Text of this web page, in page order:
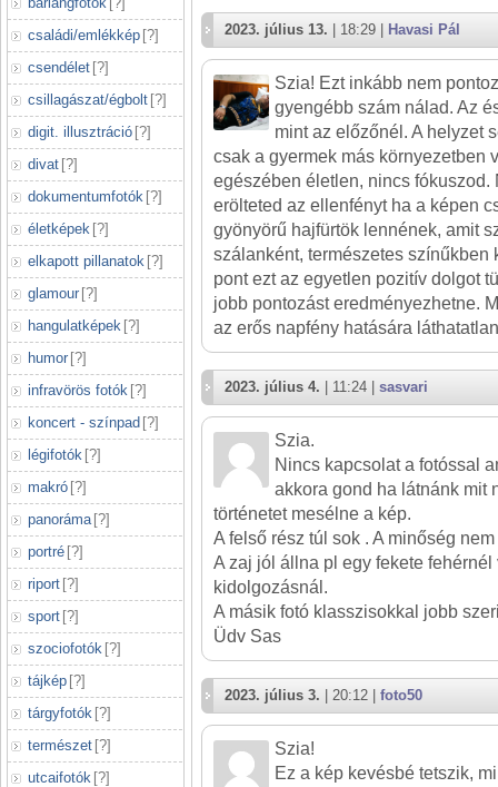
családi/emlékkép [?]
csendélet [?]
csillagászat/égbolt [?]
digit. illusztráció [?]
divat [?]
dokumentumfotók [?]
életképek [?]
elkapott pillanatok [?]
glamour [?]
hangulatképek [?]
humor [?]
infravörös fotók [?]
koncert - színpad [?]
légifotók [?]
makró [?]
panoráma [?]
portré [?]
riport [?]
sport [?]
szociofotók [?]
tájkép [?]
tárgyfotók [?]
természet [?]
utcaifotók [?]
2023. július 13. | 18:29 | Havasi Pál
Szia! Ezt inkább nem
gyengébb szám nálad. Az
mint az előzőnél. A helyzet
csak a gyermek más környezetben
egészében életlen, nincs fókuszod.
erölteted az ellenfényt ha a képen
gyönyörű hajfürtök lennének, amit
szálanként, természetes színűkben
pont ezt az egyetlen pozitív dolgot
jobb pontozást eredményezhetne.
az erős napfény hatására
2023. július 4. | 11:24 | sasvari
Szia.
Nincs kapcsolat a fotóssal
akkora gond ha látnánk mit
történetet mesélne a kép.
A felső rész túl sok . A minőség
A zaj jól állna pl egy fekete fehérnél
kidolgozásnál.
A másik fotó klasszisokkal jobb
Üdv Sas
2023. július 3. | 20:12 | foto50
Szia!
Ez a kép kevésbé tetszik,